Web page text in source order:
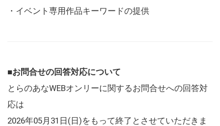
・イベント専用作品キーワードの提供
■お問合せの回答対応について
とらのあなWEBオンリーに関するお問合せへの回答対
応は
2026年05月31日(日)をもって終了とさせていただきま